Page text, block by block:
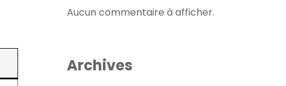
Aucun commentaire à afficher.
Archives